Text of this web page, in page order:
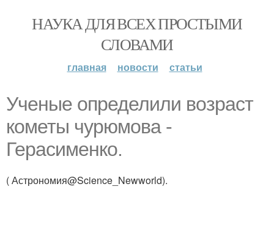
НАУКА ДЛЯ ВСЕХ ПРОСТЫМИ
СЛОВАМИ
главная новости статьи
Ученые определили возраст
кометы чурюмова -
Герасименко.
( Астрономия@Science_Newworld).